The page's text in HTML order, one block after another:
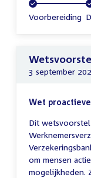
Voltooid:
Voorbereiding
3 september
Wet
Dit
om mensen
mogelijkheden.